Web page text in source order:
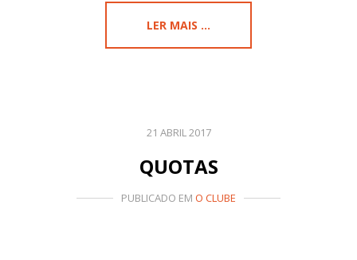
LER MAIS ...
21 ABRIL 2017
QUOTAS
PUBLICADO EM O CLUBE